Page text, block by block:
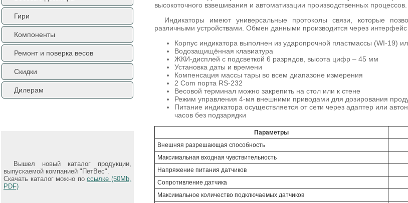
высокоточного взвешивания и автоматизации производственных процессов.
Индикаторы имеют универсальные протоколы связи, которые
различными устройствами. Обмен данными производится через интерфейс
Корпус индикатора выполнен из ударопрочной пластмассы (WI-19)
Водозащищённая клавиатура
ЖКИ-дисплей с подсветкой 6 разрядов, высота цифр – 45 мм
Установка даты и времени
Компенсация массы тары во всем диапазоне измерения
2 Com порта RS-232
Весовой терминал можно закрепить на стол или к стене
Режим управления 4-мя внешними приводами для дозирования
Питание индикатора осуществляется от сети через адаптер или
часов без подзарядки
Параметры
Внешняя разрешающая способность
Максимальная входная чувствительность
Напряжение питания датчиков
Сопротивление датчика
Максимальное количество подключаемых датчиков
Гири
Компоненты
Ремонт и поверка весов
Скидки
Дилерам
Вышел новый каталог продукции,
выпускаемой компанией "ПетВес".
Скачать каталог можно поссылке (50Mb,
PDF)